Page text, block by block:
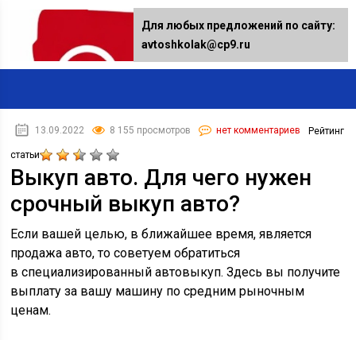
13.09.2022 8 155 просмотров нет комментариев Рейтинг
статьи
Выкуп авто. Для чего нужен
срочный выкуп авто?
Если вашей целью, в ближайшее время, является
продажа авто, то советуем обратиться
в специализированный автовыкуп. Здесь вы получите
выплату за вашу машину по средним рыночным
ценам.
Для любых предложений по сайту:
avtoshkolak@cp9.ru